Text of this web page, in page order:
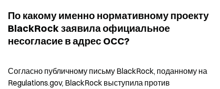
По какому именно нормативному проекту
BlackRock заявила официальное
несогласие в адрес OCC?
Согласно публичному письму BlackRock, поданному на
Regulations.gov, BlackRock выступила против